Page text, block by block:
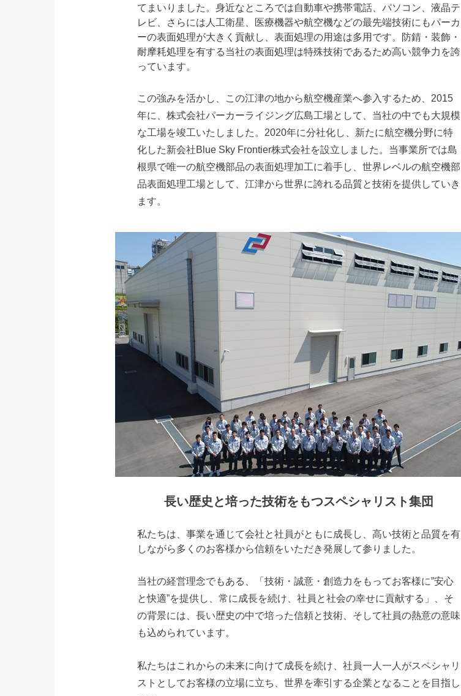
てまいりました。身近なところでは自動車や携帯電話、パソコン、液晶テ
レビ、さらには人工衛星、医療機器や航空機などの最先端技術にもパーカ
ーの表面処理が大きく貢献し、表面処理の用途は多用です。防錆・装飾・
耐摩耗処理を有する当社の表面処理は特殊技術であるため高い競争力を誇
っています。
この強みを活かし、この江津の地から航空機産業へ参入するため、2015
年に、株式会社パーカーライジング広島工場として、当社の中でも大規模
な工場を竣工いたしました。2020年に分社化し、新たに航空機分野に特
化した新会社Blue Sky Frontier株式会社を設立しました。当事業所では島
根県で唯一の航空機部品の表面処理加工に着手し、世界レベルの航空機部
品表面処理工場として、江津から世界に誇れる品質と技術を提供していき
ます。
長い歴史と培った技術をもつスペシャリスト集団
私たちは、事業を通じて会社と社員がともに成長し、高い技術と品質を有
しながら多くのお客様から信頼をいただき発展して参りました。
当社の経営理念でもある、「技術・誠意・創造力をもってお客様に”安心
と快適”を提供し、常に成長を続け、社員と社会の幸せに貢献する」、そ
の背景には、長い歴史の中で培った信頼と技術、そして社員の熱意の意味
も込められています。
私たちはこれからの未来に向けて成長を続け、社員一人一人がスペシャリ
ストとしてお客様の立場に立ち、世界を牽引する企業となることを目指し